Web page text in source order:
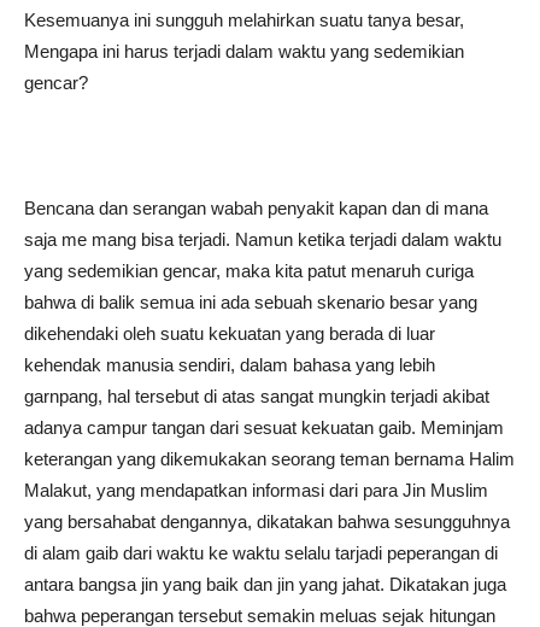
Kesemuanya ini sungguh melahirkan suatu tanya besar,
Mengapa ini harus terjadi dalam waktu yang sedemikian
gencar?
Bencana dan serangan wabah penyakit kapan dan di mana
saja me mang bisa terjadi. Namun ketika terjadi dalam waktu
yang sedemikian gencar, maka kita patut menaruh curiga
bahwa di balik semua ini ada sebuah skenario besar yang
dikehendaki oleh suatu kekuatan yang berada di luar
kehendak manusia sendiri, dalam bahasa yang lebih
garnpang, hal tersebut di atas sangat mungkin terjadi akibat
adanya campur tangan dari sesuat kekuatan gaib. Meminjam
keterangan yang dikemukakan seorang teman bernama Halim
Malakut, yang mendapatkan informasi dari para Jin Muslim
yang bersahabat dengannya, dikatakan bahwa sesungguhnya
di alam gaib dari waktu ke waktu selalu tarjadi peperangan di
antara bangsa jin yang baik dan jin yang jahat. Dikatakan juga
bahwa peperangan tersebut semakin meluas sejak hitungan